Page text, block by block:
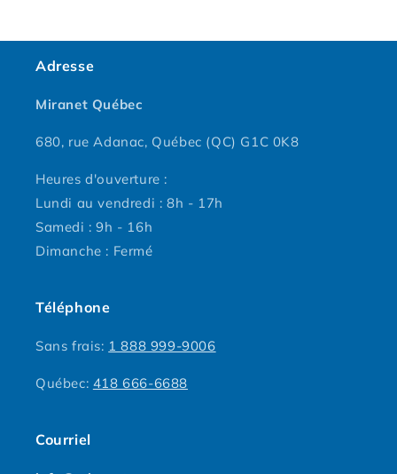
Adresse
Miranet Québec
680, rue Adanac, Québec (QC) G1C 0K8
Heures d'ouverture :
Lundi au vendredi : 8h - 17h
Samedi : 9h - 16h
Dimanche : Fermé
Téléphone
Sans frais: 1 888 999-9006
Québec: 418 666-6688
Courriel